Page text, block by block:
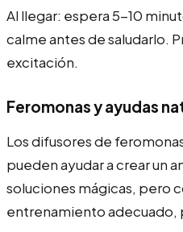
Al llegar: espera 5-10
calme antes de saludarlo.
excitación.
Feromonas y ayudas
Los difusores de
pueden ayudar a crear un
soluciones mágicas, pero
entrenamiento adecuado,